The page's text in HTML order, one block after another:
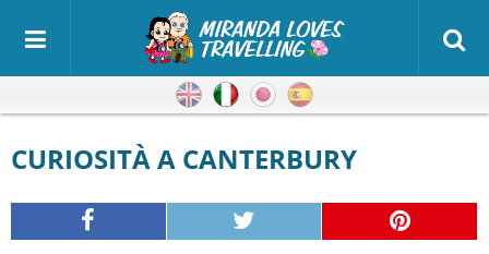
IngleseItalianoGiapponese
CURIOSITÀ A CANTERBURY